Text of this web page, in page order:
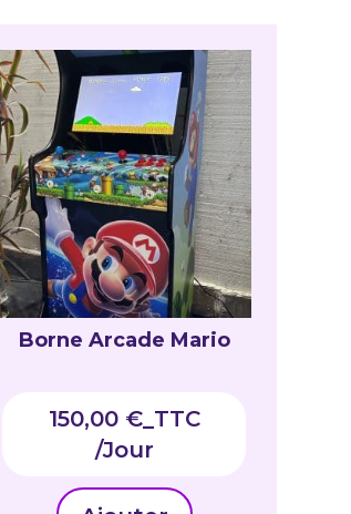
Borne Arcade Mario
150,00 €_TTC